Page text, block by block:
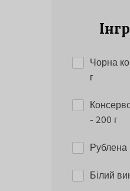
Чорна
г
- 200 г
Рублена
Білий